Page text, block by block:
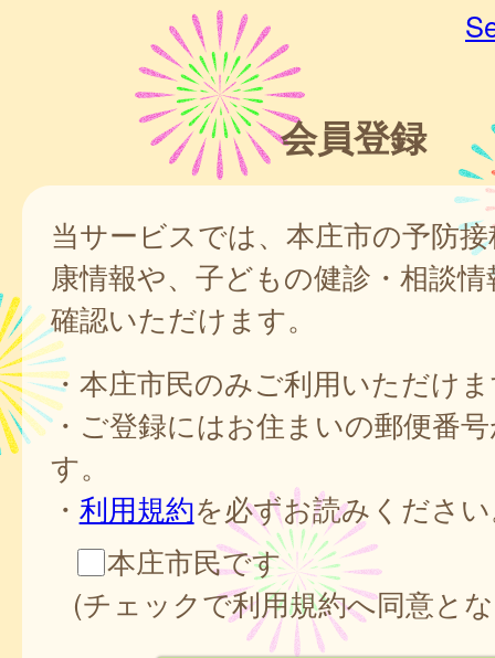
会員登録
当サービスでは、本庄市の予防
康情報や、子どもの健診・相談
確認いただけます。
・本庄市民のみご利用いただけ
・ご登録にはお住まいの郵便番
す。
・ 利用規約を必ずお読みくださ
本庄市民です
(チェックで利用規約へ同意と